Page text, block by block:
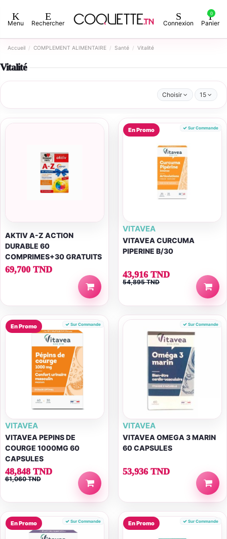
Menu Rechercher Connexion
0
Panier
Accueil COMPLEMENT ALIMENTAIRE Santé Vitalité
Vitalité
Choisir 15
AKTIV A-Z ACTION
DURABLE 60
COMPRIMES+30 GRATUITS
69,700 TND
En Promo Sur Commande
VITAVEA
VITAVEA CURCUMA
PIPERINE B/30
43,916 TND
54,895 TND
En Promo Sur Commande
VITAVEA
VITAVEA PEPINS DE
COURGE 1000MG 60
CAPSULES
48,848 TND
61,060 TND
Sur Commande
VITAVEA
VITAVEA OMEGA 3 MARIN
60 CAPSULES
53,936 TND
En Promo Sur Commande En Promo Sur Commande